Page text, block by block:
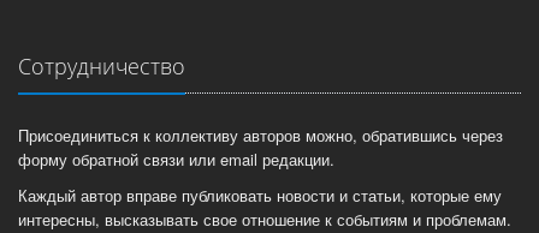
Сотрудничество
Присоединиться к коллективу авторов можно, обратившись через
форму обратной связи или email редакции.
Каждый автор вправе публиковать новости и статьи, которые ему
интересны, высказывать свое отношение к событиям и проблемам.